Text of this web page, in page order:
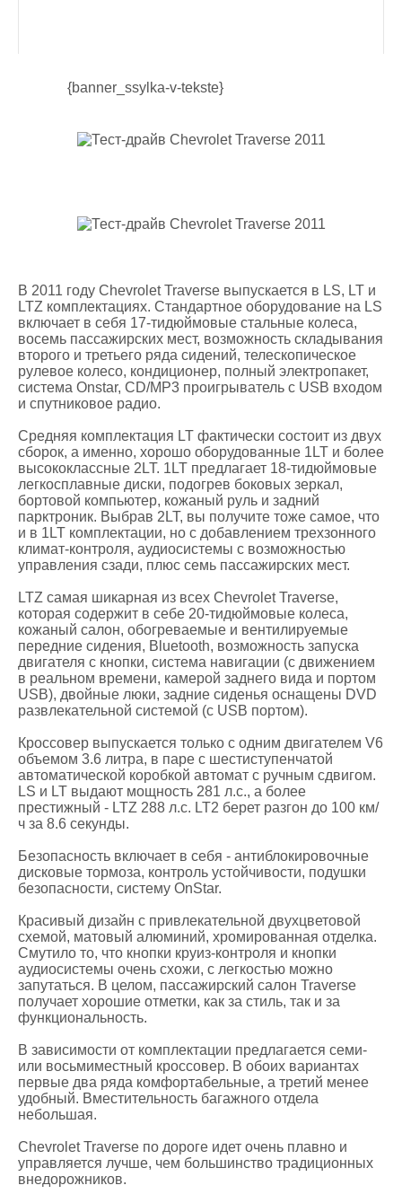
{banner_ssylka-v-tekste}
В 2011 году Chevrolet Traverse выпускается в LS, LT и
LTZ комплектациях. Стандартное оборудование на LS
включает в себя 17-тидюймовые стальные колеса,
восемь пассажирских мест, возможность складывания
второго и третьего ряда сидений, телескопическое
рулевое колесо, кондиционер, полный электропакет,
система Onstar, CD/MP3 проигрыватель с USB входом
и спутниковое радио.
Средняя комплектация LT фактически состоит из двух
сборок, а именно, хорошо оборудованные 1LT и более
высококлассные 2LT. 1LT предлагает 18-тидюймовые
легкосплавные диски, подогрев боковых зеркал,
бортовой компьютер, кожаный руль и задний
парктроник. Выбрав 2LT, вы получите тоже самое, что
и в 1LT комплектации, но с добавлением трехзонного
климат-контроля, аудиосистемы с возможностью
управления сзади, плюс семь пассажирских мест.
LTZ самая шикарная из всех Chevrolet Traverse,
которая содержит в себе 20-тидюймовые колеса,
кожаный салон, обогреваемые и вентилируемые
передние сидения, Bluetooth, возможность запуска
двигателя с кнопки, система навигации (с движением
в реальном времени, камерой заднего вида и портом
USB), двойные люки, задние сиденья оснащены DVD
развлекательной системой (с USB портом).
Кроссовер выпускается только с одним двигателем V6
объемом 3.6 литра, в паре с шестиступенчатой
автоматической коробкой автомат с ручным сдвигом.
LS и LT выдают мощность 281 л.с., а более
престижный - LTZ 288 л.с. LT2 берет разгон до 100 км/
ч за 8.6 секунды.
Безопасность включает в себя - антиблокировочные
дисковые тормоза, контроль устойчивости, подушки
безопасности, систему OnStar.
Красивый дизайн с привлекательной двухцветовой
схемой, матовый алюминий, хромированная отделка.
Смутило то, что кнопки круиз-контроля и кнопки
аудиосистемы очень схожи, с легкостью можно
запутаться. В целом, пассажирский салон Traverse
получает хорошие отметки, как за стиль, так и за
функциональность.
В зависимости от комплектации предлагается семи-
или восьмиместный кроссовер. В обоих вариантах
первые два ряда комфортабельные, а третий менее
удобный. Вместительность багажного отдела
небольшая.
Chevrolet Traverse по дороге идет очень плавно и
управляется лучше, чем большинство традиционных
внедорожников.